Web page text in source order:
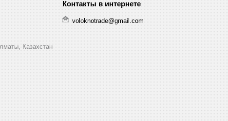
Казахстан
voloknotrade@gmail.com